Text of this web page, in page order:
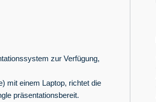
zur Verfügung,
mit einem Laptop, richtet die
präsentationsbereit.